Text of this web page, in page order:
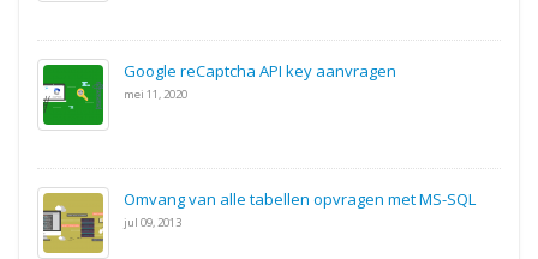
Google reCaptcha API key aanvragen
mei 11, 2020
Omvang van alle tabellen opvragen met MS-SQL
jul 09, 2013